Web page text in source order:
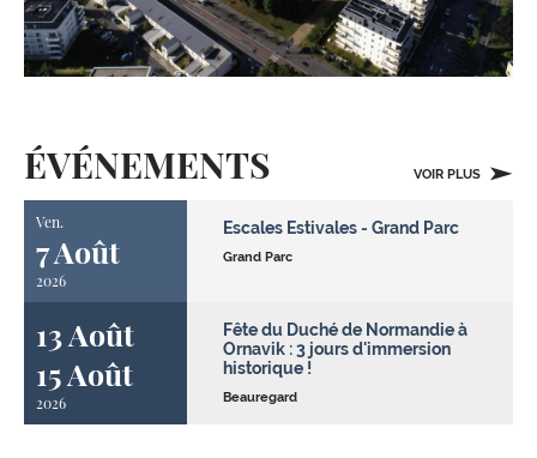
ÉVÉNEMENTS VOIR PLUS
Ven.
7 Août
2026
Escales Estivales - Grand Parc
Grand Parc
13 Août
15 Août
2026
Fête du Duché de Normandie à
Ornavik : 3 jours d'immersion
historique !
Beauregard